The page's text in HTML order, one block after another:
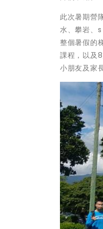
此次暑期營
水、攀岩、
整個暑假的
課程，以及
小朋友及家